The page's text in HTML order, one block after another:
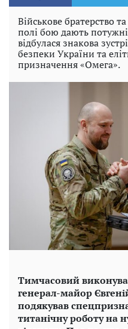
Військове братерство
полі бою дають
відбулася знакова
безпеки України та
призначення «Омега».
Тимчасовий
генерал-майор
подякував
титанічну роботу на